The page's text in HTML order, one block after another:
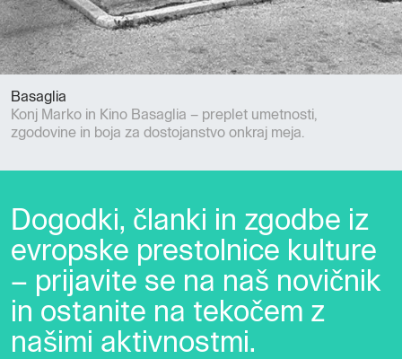
Basaglia
Konj Marko in Kino Basaglia – preplet umetnosti,
zgodovine in boja za dostojanstvo onkraj meja.
Dogodki, članki in zgodbe iz
evropske prestolnice kulture
– prijavite se na naš novičnik
in ostanite na tekočem z
našimi aktivnostmi.